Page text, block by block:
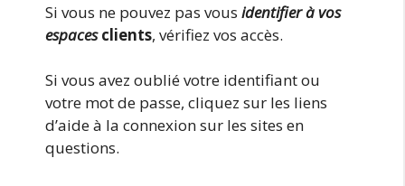
Si vous ne pouvez pas vous identifier à vos
espacesclients, vérifiez vos accès.
Si vous avez oublié votre identifiant ou
votre mot de passe, cliquez sur les liens
d’aide à la connexion sur les sites en
questions.